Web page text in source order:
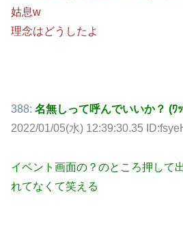
姑息w
理念はどうしたよ
388: 名無しって呼んでいいか？ (ﾜ
2022/01/05(水) 12:39:30.35
イベント画面の？のところ押して
れてなくて笑える